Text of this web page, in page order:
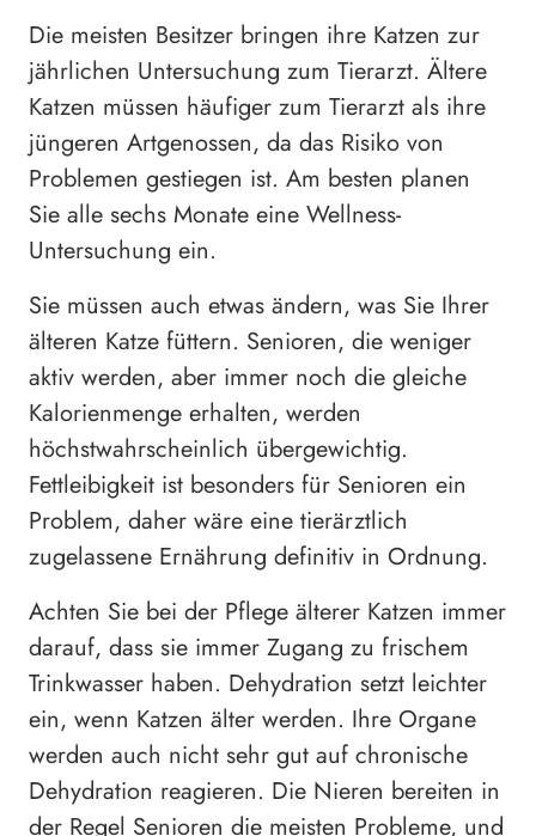
Die meisten Besitzer bringen ihre Katzen zur
jährlichen Untersuchung zum Tierarzt. Ältere
Katzen müssen häufiger zum Tierarzt als ihre
jüngeren Artgenossen, da das Risiko von
Problemen gestiegen ist. Am besten planen
Sie alle sechs Monate eine Wellness-
Untersuchung ein.
Sie müssen auch etwas ändern, was Sie Ihrer
älteren Katze füttern. Senioren, die weniger
aktiv werden, aber immer noch die gleiche
Kalorienmenge erhalten, werden
höchstwahrscheinlich übergewichtig.
Fettleibigkeit ist besonders für Senioren ein
Problem, daher wäre eine tierärztlich
zugelassene Ernährung definitiv in Ordnung.
Achten Sie bei der Pflege älterer Katzen immer
darauf, dass sie immer Zugang zu frischem
Trinkwasser haben. Dehydration setzt leichter
ein, wenn Katzen älter werden. Ihre Organe
werden auch nicht sehr gut auf chronische
Dehydration reagieren. Die Nieren bereiten in
der Regel Senioren die meisten Probleme, und